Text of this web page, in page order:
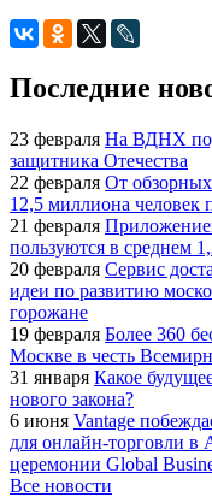
Последние
23 февраля На ВДНХ
защитника Отечества
22 февраля От
12,5 миллиона человек
21 февраля
пользуются в среднем
20 февраля Сервис
идеи по развитию
горожане
19 февраля Более 360
Москве в честь
31 января Какое
нового закона?
6 июня Vantage
для онлайн-торговли в
церемонии Global
Все новости